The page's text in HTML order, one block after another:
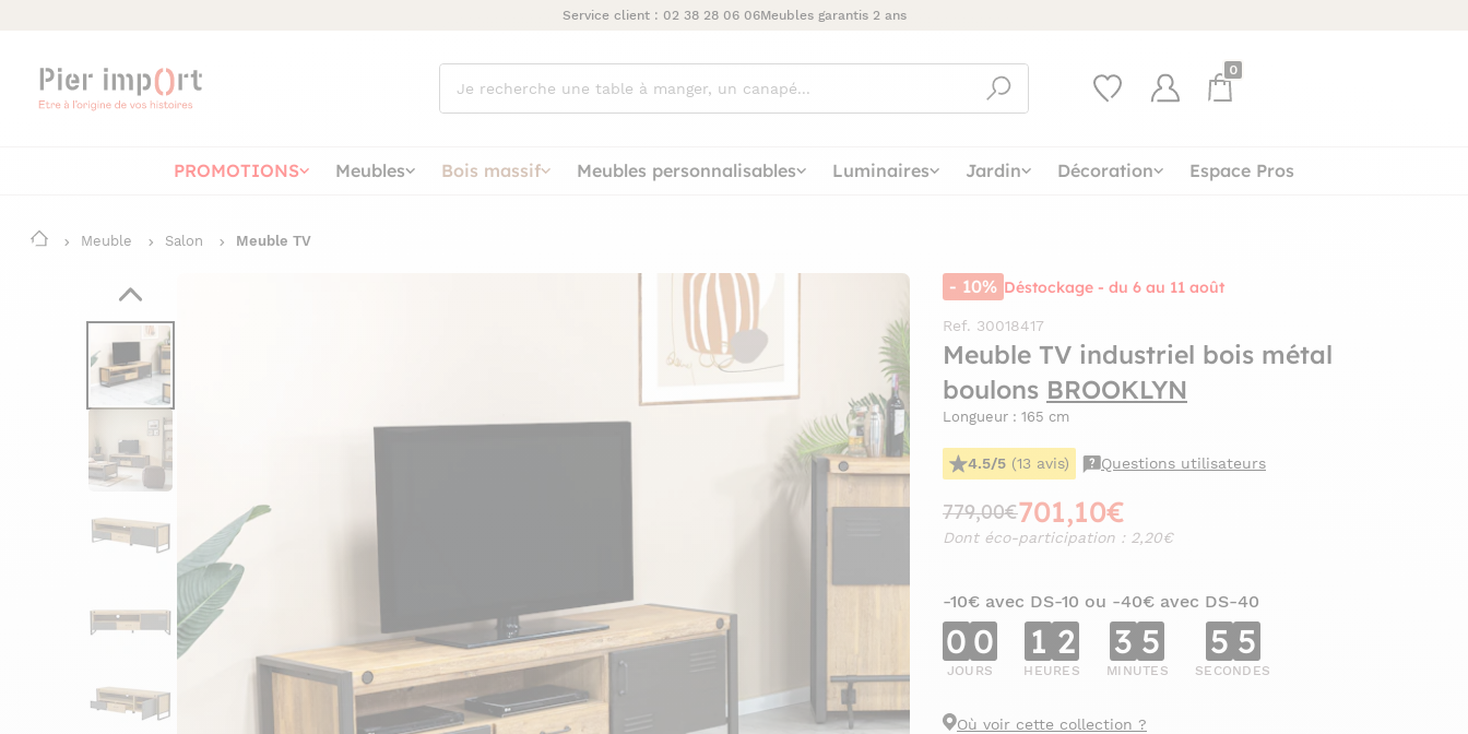
Service client : 02 38 28 06 06Meubles garantis 2 ans
cherchez
vous ?
0
PROMOTIONS Meubles Bois massif Meubles personnalisables Luminaires Jardin Décoration Espace Pros
Meuble Salon Meuble TV
- 10% Déstockage - du 6 au 11 août
Ref. 30018417
Meuble TV industriel bois métal
boulons BROOKLYN
Longueur : 165 cm
4.5/5 (13 avis) Questions utilisateurs
779,00€701,10€
Dont éco-participation : 2,20€
-10€ avec DS-10 ou -40€ avec DS-40
0 0
JOURS
1 2
HEURES
3 5
MINUTES
5 4
SECONDES
Où voir cette collection ?